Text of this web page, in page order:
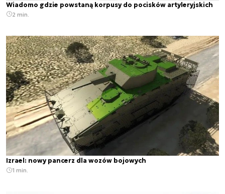
Wiadomo gdzie powstaną korpusy do pocisków artyleryjskich
2 min.
Izrael: nowy pancerz dla wozów bojowych
1 min.